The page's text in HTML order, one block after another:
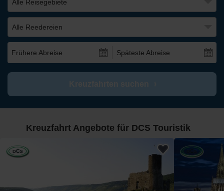
Alle Reisegebiete
Alle Reedereien
Frühere Abreise Späteste Abreise
Kreuzfahrt Angebote für DCS Touristik